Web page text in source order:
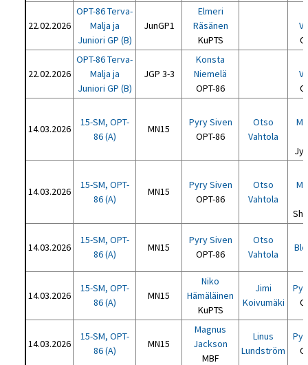
22.02.2026
OPT-86 Terva-
Malja ja
Juniori GP (B)
JunGP1
Elmeri
Räsänen
KuPTS
22.02.2026
OPT-86 Terva-
Malja ja
Juniori GP (B)
JGP 3-3
Konsta
Niemelä
OPT-86
14.03.2026
15-SM, OPT-
86 (A)
MN15
Pyry Siven
OPT-86
Otso
Vahtola
14.03.2026
15-SM, OPT-
86 (A)
MN15
Pyry Siven
OPT-86
Otso
Vahtola
14.03.2026
15-SM, OPT-
86 (A)
MN15
Pyry Siven
OPT-86
Otso
Vahtola
14.03.2026
15-SM, OPT-
86 (A)
MN15
Niko
Hämäläinen
KuPTS
Jimi
Koivumäki
14.03.2026
15-SM, OPT-
86 (A)
MN15
Magnus
Jackson
MBF
Linus
Lundström